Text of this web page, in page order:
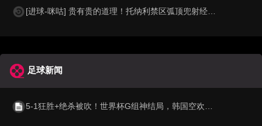
[进球-咪咕] 贵有贵的道理！托纳利禁区弧顶兜射经折射弹入球网
足球新闻
5-1狂胜+绝杀被吹！世界杯G组神结局，韩国空欢喜 比利时逆袭成第1